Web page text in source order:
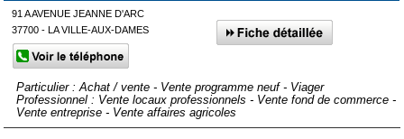
91 A AVENUE JEANNE D'ARC
37700 - LA VILLE-AUX-DAMES
Particulier : Achat / vente - Vente programme neuf - Viager
Professionnel : Vente locaux professionnels - Vente fond de commerce -
Vente entreprise - Vente affaires agricoles